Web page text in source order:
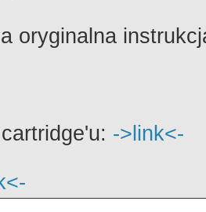
oryginalna
->link<-